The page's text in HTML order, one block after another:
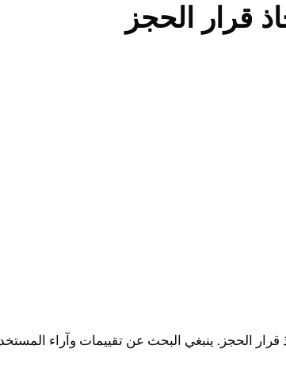
قرار الحجز
الحجز. ينبغي البحث عن تقييمات وآراء